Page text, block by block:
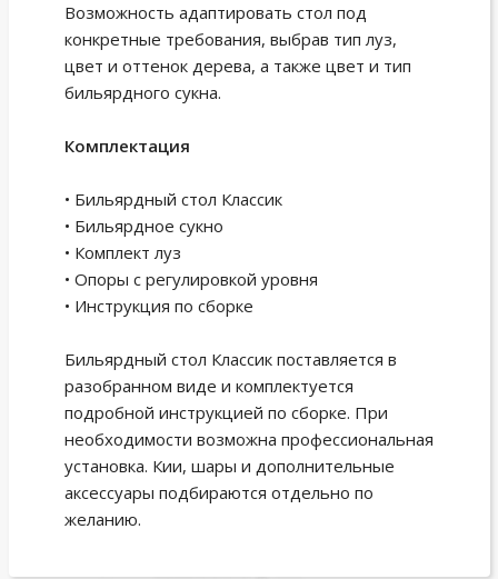
Возможность адаптировать стол под
конкретные требования, выбрав тип луз,
цвет и оттенок дерева, а также цвет и тип
бильярдного сукна.
Комплектация
• Бильярдный стол Классик
• Бильярдное сукно
• Комплект луз
• Опоры с регулировкой уровня
• Инструкция по сборке
Бильярдный стол Классик поставляется в
разобранном виде и комплектуется
подробной инструкцией по сборке. При
необходимости возможна профессиональная
установка. Кии, шары и дополнительные
аксессуары подбираются отдельно по
желанию.